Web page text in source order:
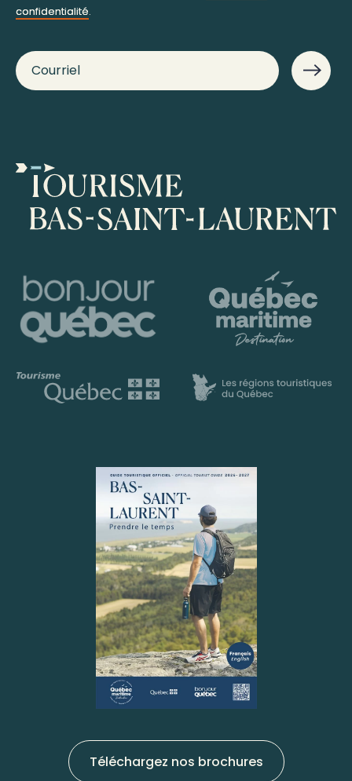
confidentialité.
Téléchargez nos brochures